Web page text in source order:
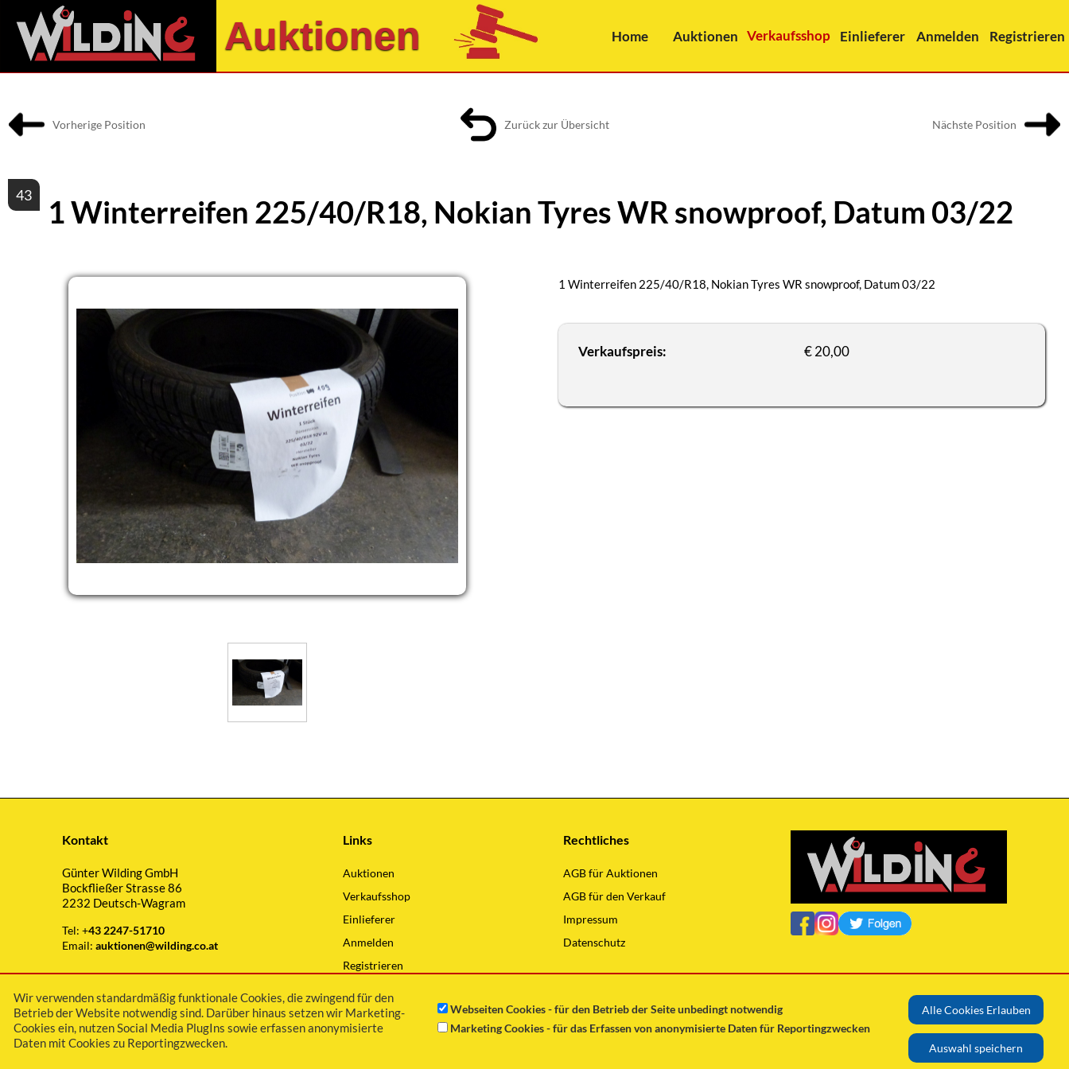
Auktionen Home Auktionen Verkaufsshop Einlieferer Anmelden Registrieren
Vorherige Position Zurück zur Übersicht Nächste Position
43 1 Winterreifen 225/40/R18, Nokian Tyres WR snowproof, Datum 03/22
1 Winterreifen 225/40/R18, Nokian Tyres WR snowproof, Datum 03/22
Verkaufspreis: € 20,00
Kontakt
Günter Wilding GmbH
Bockfließer Strasse 86
2232 Deutsch-Wagram
Tel: +43 2247-51710
Email: auktionen@wilding.co.at
Links
Auktionen
Verkaufsshop
Einlieferer
Anmelden
Registrieren
Rechtliches
AGB für Auktionen
AGB für den Verkauf
Impressum
Datenschutz
Wir verwenden standardmäßig funktionale Cookies, die zwingend für den
Betrieb der Website notwendig sind. Darüber hinaus setzen wir Marketing-
Cookies ein, nutzen Social Media PlugIns sowie erfassen anonymisierte
Daten mit Cookies zu Reportingzwecken.
Webseiten Cookies - für den Betrieb der Seite unbedingt notwendig
Marketing Cookies - für das Erfassen von anonymisierte Daten für Reportingzwecken
Alle Cookies Erlauben
Auswahl speichern